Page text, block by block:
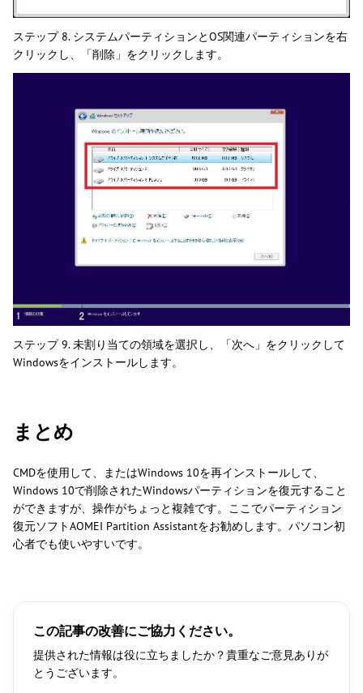
ステップ 8. システムパーティションとOS関連パーティションを右
クリックし、「削除」をクリックします。
ステップ 9. 未割り当ての領域を選択し、「次へ」をクリックして
Windowsをインストールします。
まとめ
CMDを使用して、またはWindows 10を再インストールして、
Windows 10で削除されたWindowsパーティションを復元すること
ができますが、操作がちょっと複雑です。ここでパーティション
復元ソフトAOMEI Partition Assistantをお勧めします。パソコン初
心者でも使いやすいです。
この記事の改善にご協力ください。
提供された情報は役に立ちましたか？貴重なご意見ありが
とうございます。